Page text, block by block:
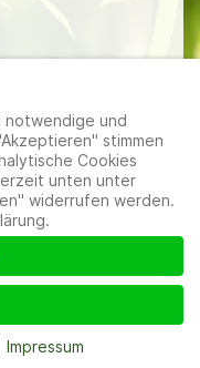
Cookie-
notwendige und
stimmen
Cookies
unten unter
widerrufen werden.
Impressum